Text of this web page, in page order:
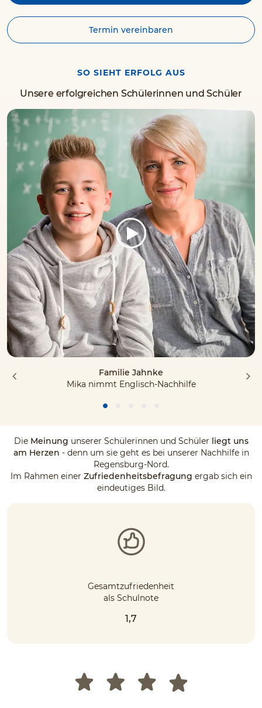
Termin vereinbaren
SO SIEHT ERFOLG AUS
Unsere erfolgreichen Schülerinnen und Schüler
Familie Jahnke
Mika nimmt Englisch-Nachhilfe
Die Meinung unserer Schülerinnen und Schüler liegt uns
am Herzen - denn um sie geht es bei unserer Nachhilfe in
Regensburg-Nord.
Im Rahmen einer Zufriedenheitsbefragung ergab sich ein
eindeutiges Bild.
Gesamtzufriedenheit
als Schulnote
1,7